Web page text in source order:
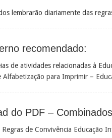
lembrarão diariamente das
recomendado:
de atividades relacionadas à
Alfabetização para Imprimir –
do PDF –
de Convivência Educação